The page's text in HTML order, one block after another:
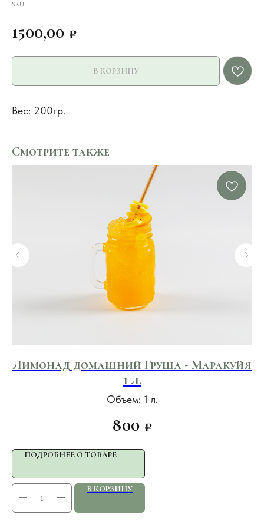
SKU:
1500,00 ₽
В КОРЗИНУ
Вес: 200гр.
Смотрите также
Лимонад домашний Груша - Маракуйя
1 л.
Объем: 1 л.
800 ₽
ПОДРОБНЕЕ О ТОВАРЕ
В КОРЗИНУ